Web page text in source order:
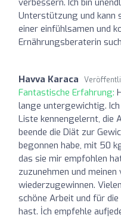
Unterstützung und kann
einer einfühlsamen und
Ernährungsberaterin
Havva Karaca
Fantastische Erfahrung:
lange untergewichtig.
Liste kennengelernt, die
beende die Diät zur
begonnen habe, mit 50
das sie mir empfohlen
zuzunehmen und
wiederzugewinnen.
schöne Arbeit und für
hast. İch empfehle